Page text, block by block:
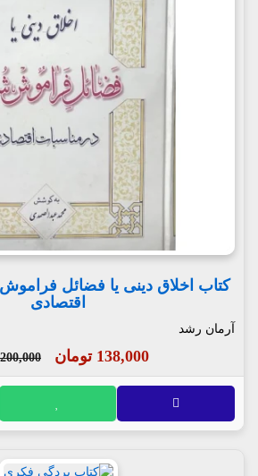
کتاب اخلاق دینی یا فضائل
اقتصادی
آرمان رشد
138,000 تومان 200,000 تومان